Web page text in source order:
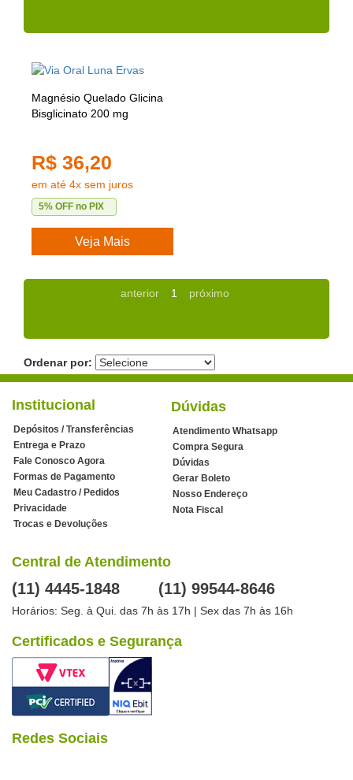
Magnésio Quelado Glicina
Bisglicinato 200 mg
R$ 36,20
em até 4x sem juros
5% OFF no PIX
Veja Mais
anterior 1 próximo
Ordenar por:
Institucional
Depósitos / Transferências
Entrega e Prazo
Fale Conosco Agora
Formas de Pagamento
Meu Cadastro / Pedidos
Privacidade
Trocas e Devoluções
Dúvidas
Atendimento Whatsapp
Compra Segura
Dúvidas
Gerar Boleto
Nosso Endereço
Nota Fiscal
Central de Atendimento
(11) 4445-1848 (11) 99544-8646
Horários: Seg. à Qui. das 7h às 17h | Sex das 7h às 16h
Certificados e Segurança
Redes Sociais